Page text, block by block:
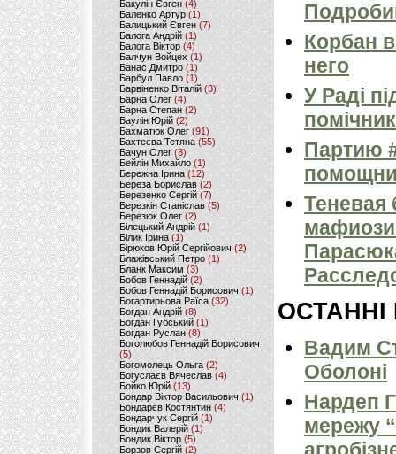
Бакулін Євген (4)
Баленко Артур(1)
Балицький Євген(7)
Балога Андрій (1)
Балога Віктор (4)
Балчун Войцех (1)
Банас Дмитро (1)
Барбул Павло(1)
Барвіненко Віталій(3)
Барна Олег (4)
Барна Степан (2)
Баулін Юрій (2)
Бахматюк Олег (91)
Бахтеєва Тетяна(55)
Бачун Олег (3)
Бейлін Михайло (1)
Бережна Ірина(12)
Береза Борислав(2)
Березенко Сергій (7)
Березкін Станіслав (5)
Березюк Олег(2)
Білецький Андрій (1)
Білик Ірина (1)
Бірюков Юрій Сергійович (2)
Блажівський Петро (1)
Бланк Максим(3)
Бобов Геннадій (2)
Бобов Геннадій Борисович (1)
Богартирьова Раїса (32)
Богдан Андрій(8)
Богдан Губський (1)
Богдан Руслан(8)
Боголюбов Геннадій Борисович
(5)
Богомолець Ольга (2)
Богуслаєв Вячеслав (4)
Бойко Юрій (13)
Бондар Віктор Васильович (1)
Бондарєв Костянтин (4)
Бондарчук Сергій(1)
Бондик Валерій (1)
Бондик Віктор(5)
Борзов Сергiй (2)
Корбан
него
У Раді
Партию
Теневая
ОСТАННІ
Вадим
Оболоні
Нардеп
мережу